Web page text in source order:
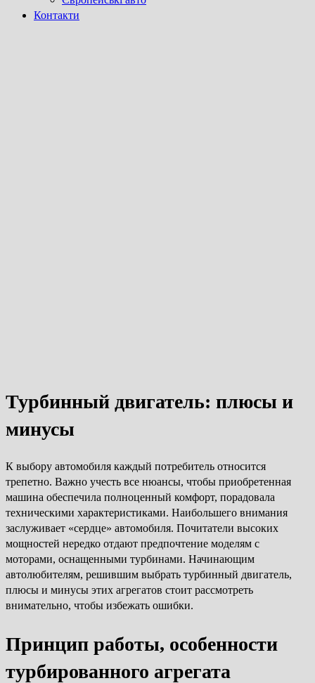
Контакти
Турбинный двигатель: плюсы и
минусы
К выбору автомобиля каждый потребитель относится
трепетно. Важно учесть все нюансы, чтобы приобретенная
машина обеспечила полноценный комфорт, порадовала
техническими характеристиками. Наибольшего внимания
заслуживает «сердце» автомобиля. Почитатели высоких
мощностей нередко отдают предпочтение моделям с
моторами, оснащенными турбинами. Начинающим
автолюбителям, решившим выбрать турбинный двигатель,
плюсы и минусы этих агрегатов стоит рассмотреть
внимательно, чтобы избежать ошибки.
Принцип работы, особенности
турбированного агрегата